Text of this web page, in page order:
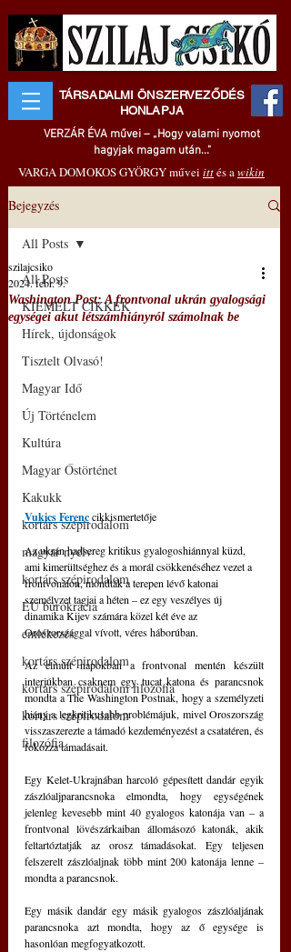
TÁRSADALMI ÖNSZERVEZŐDÉS
HONLAPJA
VERZÁR ÉVA művei – „Hogy valami nyomot
hagyjak magam után..."
VARGA DOMOKOS GYÖRGY művei ittés awikin
Bejegyzés
All Posts
KIEMELT CIKKEK
Hírek, újdonságok
Tisztelt Olvasó!
Magyar Idő
Új Történelem
Kultúra
Magyar Őstörténet
Kakukk
kortárs szépirodalom
magyar nyelv
kortárs szépirodalom
EU bürokrácia
emlékezés
kortárs szépirodalom
kortárs szépirodalom filozófia
kortárs szépirodalom
filozófia
All Posts
Washington Post: A frontvonal ukrán gyalogsági
egységei akut létszámhiányról számolnak be
szilajcsiko
2024. febr. 9.
Vukics Ferenc cikkismertetője
Az ukrán hadsereg kritikus gyalogoshiánnyal küzd,
ami kimerültséghez és a morál csökkenéséhez vezet a
frontvonalon, mondták a terepen lévő katonai
személyzet tagjai a héten – ez egy veszélyes új
dinamika Kijev számára közel két éve az
Oroszországgal vívott, véres háborúban.
Az elmúlt napokban a frontvonal mentén készült
interjúkban csaknem egy tucat katona és parancsnok
mondta a The Washington Postnak, hogy a személyzeti
hiány a legkritikusabb problémájuk, mivel Oroszország
visszaszerezte a támadó kezdeményezést a csatatéren, és
fokozza támadásait.
Egy Kelet-Ukrajnában harcoló gépesített dandár egyik
zászlóaljparancsnoka elmondta, hogy egységének
jelenleg kevesebb mint 40 gyalogos katonája van – a
frontvonal lövészárkaiban állomásozó katonák, akik
feltartóztatják az orosz támadásokat. Egy teljesen
felszerelt zászlóaljnak több mint 200 katonája lenne –
mondta a parancsnok.
Egy másik dandár egy másik gyalogos zászlóaljának
parancsnoka azt mondta, hogy az ő egysége is
hasonlóan megfogyatkozott.